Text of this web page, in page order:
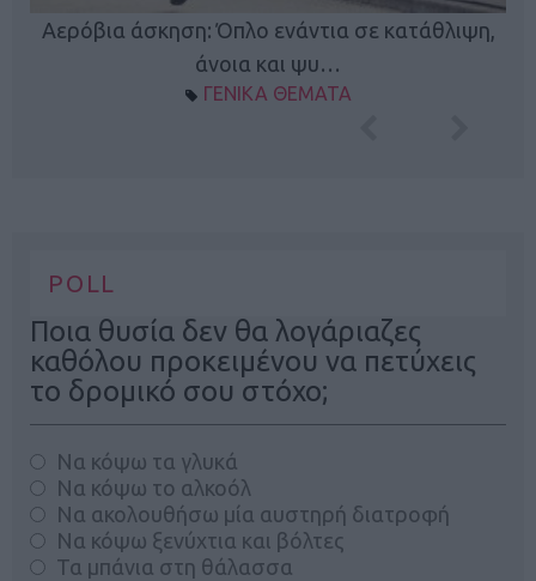
Αερόβια άσκηση: Όπλο ενάντια σε κατάθλιψη,
άνοια και ψυ…
ΓΕΝΙΚΑ ΘΕΜΑΤΑ
POLL
Ποια θυσία δεν θα λογάριαζες
καθόλου προκειμένου να πετύχεις
το δρομικό σου στόχο;
Να κόψω τα γλυκά
Να κόψω το αλκοόλ
Να ακολουθήσω μία αυστηρή διατροφή
Να κόψω ξενύχτια και βόλτες
Τα μπάνια στη θάλασσα